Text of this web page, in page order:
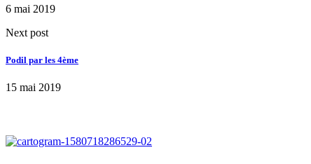
6 mai 2019
Next post
Podil par les 4ème
15 mai 2019